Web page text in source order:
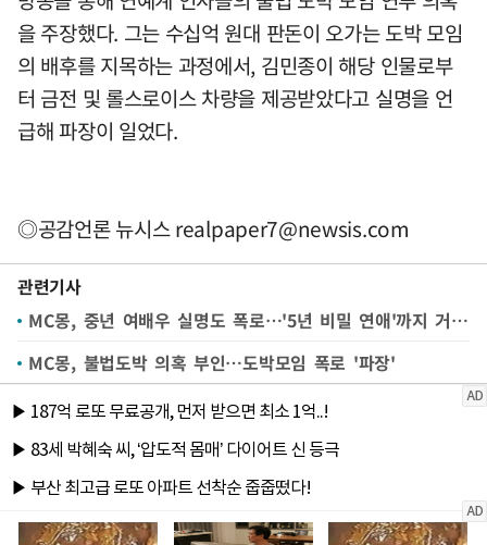
을 주장했다. 그는 수십억 원대 판돈이 오가는 도박 모임
의 배후를 지목하는 과정에서, 김민종이 해당 인물로부
터 금전 및 롤스로이스 차량을 제공받았다고 실명을 언
급해 파장이 일었다.
◎공감언론 뉴시스realpaper7@newsis.com
관련기사
MC몽, 중년 여배우 실명도 폭로…'5년 비밀 연애'까지 거론 파장
MC몽, 불법도박 의혹 부인…도박모임 폭로 '파장'